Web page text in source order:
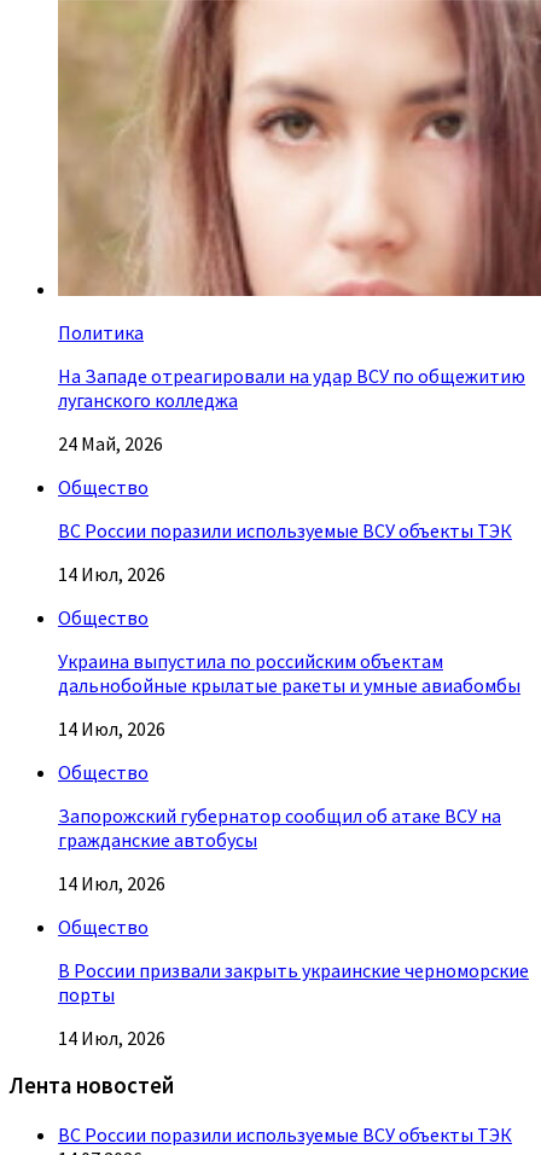
Политика
На Западе отреагировали на удар ВСУ по общежитию
луганского колледжа
24 Май, 2026
Общество
ВС России поразили используемые ВСУ объекты ТЭК
14 Июл, 2026
Общество
Украина выпустила по российским объектам
дальнобойные крылатые ракеты и умные авиабомбы
14 Июл, 2026
Общество
Запорожский губернатор сообщил об атаке ВСУ на
гражданские автобусы
14 Июл, 2026
Общество
В России призвали закрыть украинские черноморские
порты
14 Июл, 2026
Лента новостей
ВС России поразили используемые ВСУ объекты ТЭК